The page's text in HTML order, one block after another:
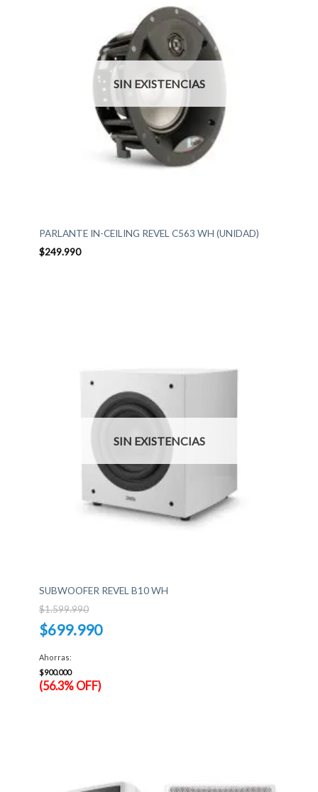
SIN EXISTENCIAS
PARLANTE IN-CEILING REVEL C563 WH (UNIDAD)
$249.990
SIN EXISTENCIAS
SUBWOOFER REVEL B10 WH
$1.599.990
El
precio
original
$1.599.990.
$699.990
precio
actual
es:
$699.990.
Ahorras:
$900.000
(56.3% OFF)